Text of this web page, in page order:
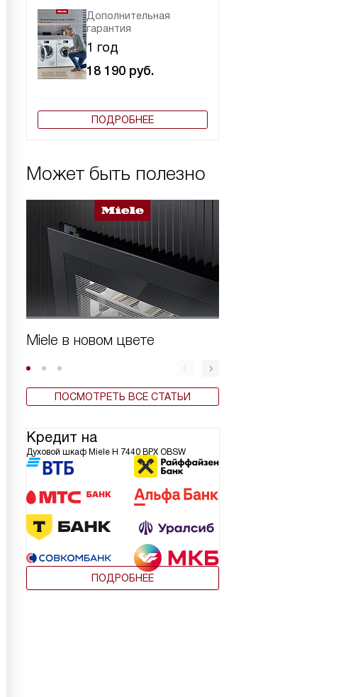
Дополнительная
гарантия
1 год
18 190 руб.
ПОДРОБНЕЕ
Может быть полезно
Miele в новом цвете
ПОСМОТРЕТЬ ВСЕ СТАТЬИ
Кредит на
Духовой шкаф Miele H 7440 BPX OBSW
ПОДРОБНЕЕ